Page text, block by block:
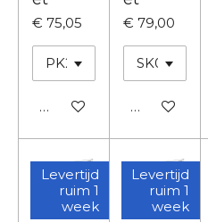
€ 75,05
In winkelwagen
€ 79,00
In
Levertijd
ruim 1
week
Levertijd
ruim 1
week